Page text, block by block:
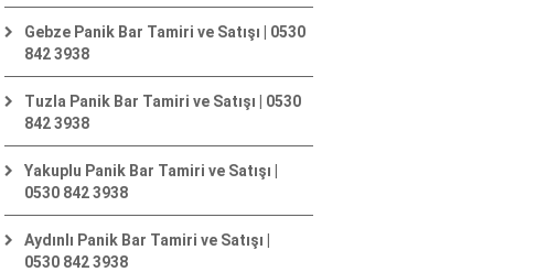
Gebze Panik Bar Tamiri ve Satışı | 0530
842 3938
Tuzla Panik Bar Tamiri ve Satışı | 0530
842 3938
Yakuplu Panik Bar Tamiri ve Satışı |
0530 842 3938
Aydınlı Panik Bar Tamiri ve Satışı |
0530 842 3938